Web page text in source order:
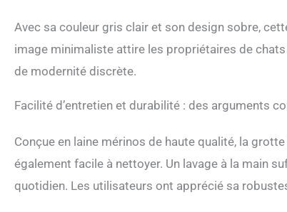
Avec sa couleur gris clair et son design sobre,
image minimaliste attire les propriétaires de
de modernité discrète.
Facilité d’entretien et durabilité : des arguments
Conçue en laine mérinos de haute qualité, la
également facile à nettoyer. Un lavage à la main
quotidien. Les utilisateurs ont apprécié sa